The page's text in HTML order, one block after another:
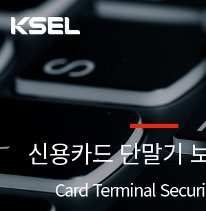
신용카드 단말기
Card Terminal